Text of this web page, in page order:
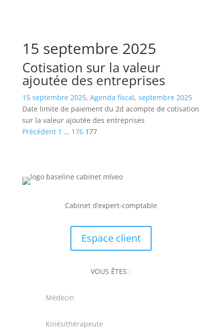
15 septembre 2025
Cotisation sur la valeur
ajoutée des entreprises
15 septembre 2025, Agenda fiscal, septembre 2025
Date limite de paiement du 2d acompte de cotisation
sur la valeur ajoutée des entreprises
Pagination
Précédent 1 … 176 177
Cabinet d’expert-comptable
Espace client
VOUS ÊTES :
Médecin
Kinésithérapeute